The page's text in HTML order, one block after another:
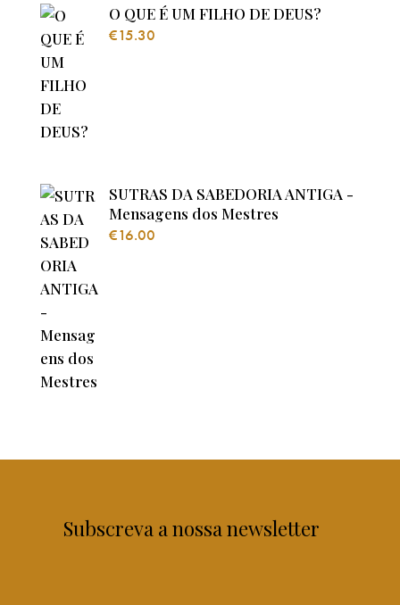
O QUE É UM FILHO DE DEUS?
€15.30
SUTRAS DA SABEDORIA ANTIGA -
Mensagens dos Mestres
€16.00
Subscreva a nossa newsletter